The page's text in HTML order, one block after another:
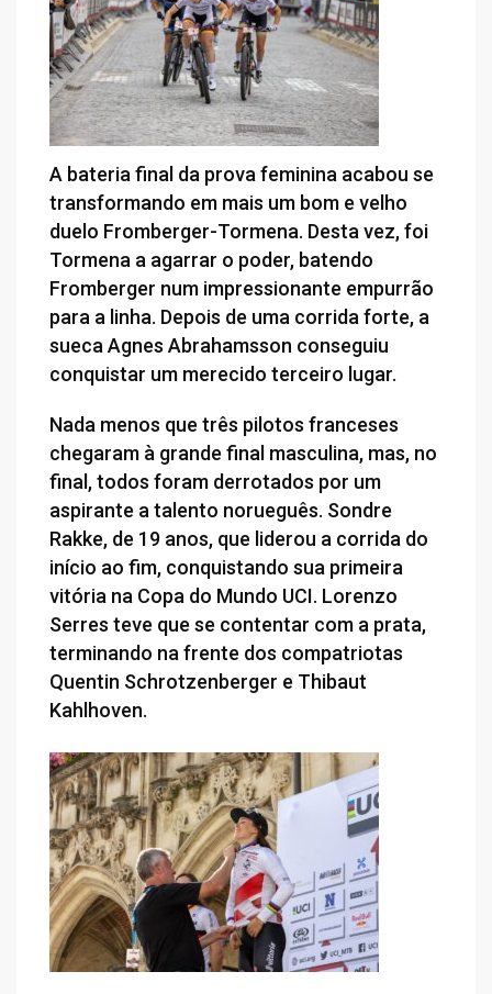
A bateria final da prova feminina acabou se
transformando em mais um bom e velho
duelo Fromberger-Tormena. Desta vez, foi
Tormena a agarrar o poder, batendo
Fromberger num impressionante empurrão
para a linha. Depois de uma corrida forte, a
sueca Agnes Abrahamsson conseguiu
conquistar um merecido terceiro lugar.
Nada menos que três pilotos franceses
chegaram à grande final masculina, mas, no
final, todos foram derrotados por um
aspirante a talento norueguês. Sondre
Rakke, de 19 anos, que liderou a corrida do
início ao fim, conquistando sua primeira
vitória na Copa do Mundo UCI. Lorenzo
Serres teve que se contentar com a prata,
terminando na frente dos compatriotas
Quentin Schrotzenberger e Thibaut
Kahlhoven.